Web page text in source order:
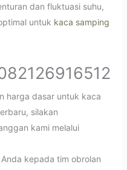
dan fluktuasi suhu,
untuk kaca samping
harga dasar untuk kaca
silakan
kami melalui
kepada tim obrolan